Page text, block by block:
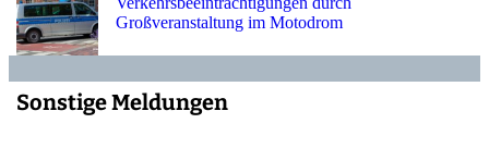
Großveranstaltung im Motodrom
Sonstige Meldungen